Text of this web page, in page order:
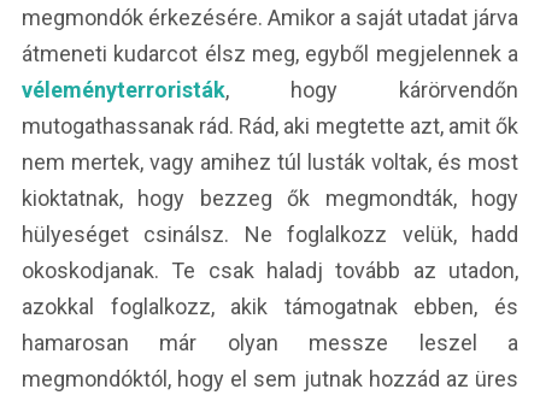
megmondók érkezésére. Amikor a saját utadat járva
átmeneti kudarcot élsz meg, egyből megjelennek a
véleményterroristák, hogy kárörvendőn
mutogathassanak rád. Rád, aki megtette azt, amit ők
nem mertek, vagy amihez túl lusták voltak, és most
kioktatnak, hogy bezzeg ők megmondták, hogy
hülyeséget csinálsz. Ne foglalkozz velük, hadd
okoskodjanak. Te csak haladj tovább az utadon,
azokkal foglalkozz, akik támogatnak ebben, és
hamarosan már olyan messze leszel a
megmondóktól, hogy el sem jutnak hozzád az üres